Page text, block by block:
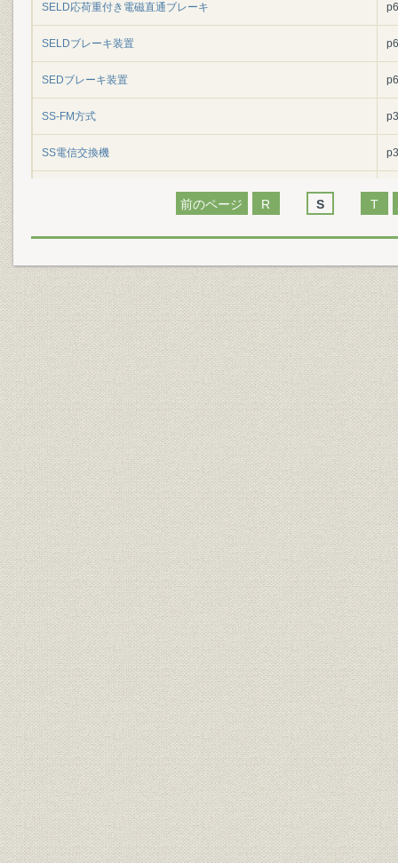
SELD応荷重付き電磁直通ブレーキ
SELDブレーキ装置
SEDブレーキ装置
SS-FM方式
SS電信交換機
SXS(ステップバイステップ)式自動電話交換機
SHF(極超短波多重無線)
SFH123形大形削岩機
SF93ドリフタ
SM50キロ鋼
エスカレーター
エスケープ・クランク
SG型蒸気発生装置
SG3型蒸気発生装置
前のページ R S T